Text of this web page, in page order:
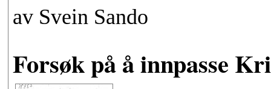
av Svein Sando
Forsøk på å innpasse